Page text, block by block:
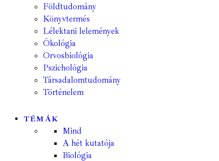
Földtudomány
Könyvtermés
Lélektani lelemények
Ökológia
Orvosbiológia
Pszichológia
Társadalomtudomány
Történelem
TÉMÁK
Mind
A hét kutatója
Biológia